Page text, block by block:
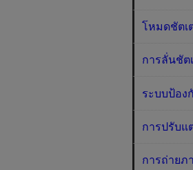
โหมดชัตเ
การลั่นชัต
ระบบป้อง
การปรับแ
การถ่ายภ